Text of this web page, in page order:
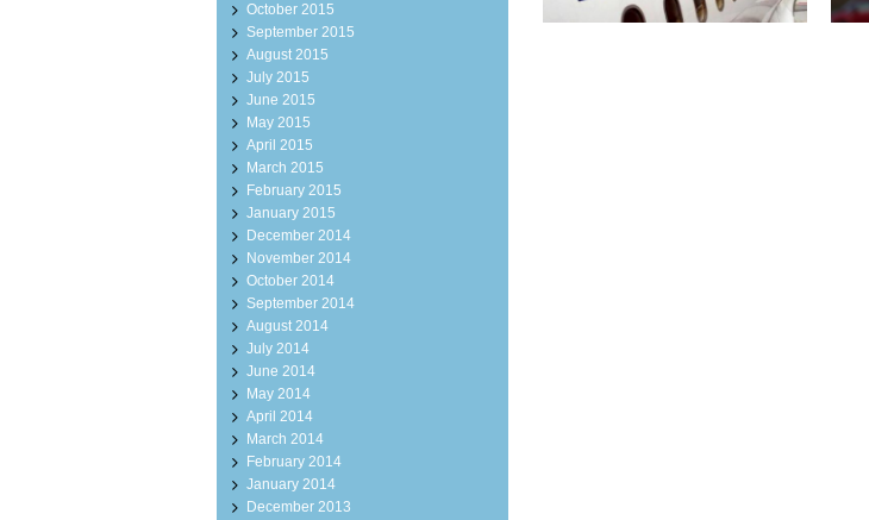
October 2015
September 2015
August 2015
July 2015
June 2015
May 2015
April 2015
March 2015
February 2015
January 2015
December 2014
November 2014
October 2014
September 2014
August 2014
July 2014
June 2014
May 2014
April 2014
March 2014
February 2014
January 2014
December 2013